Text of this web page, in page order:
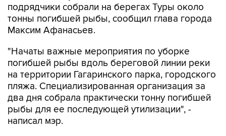
подрядчики собрали на берегах Туры около
тонны погибшей рыбы, сообщил глава города
Максим Афанасьев.
"Начаты важные мероприятия по уборке
погибшей рыбы вдоль береговой линии реки
на территории Гагаринского парка, городского
пляжа. Специализированная организация за
два дня собрала практически тонну погибшей
рыбы для ее последующей утилизации", -
написал мэр.